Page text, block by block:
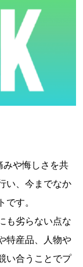
や悔しさを共
い、今までなか
す。
も劣らない点な
特産品、人物や
い合うことでプ